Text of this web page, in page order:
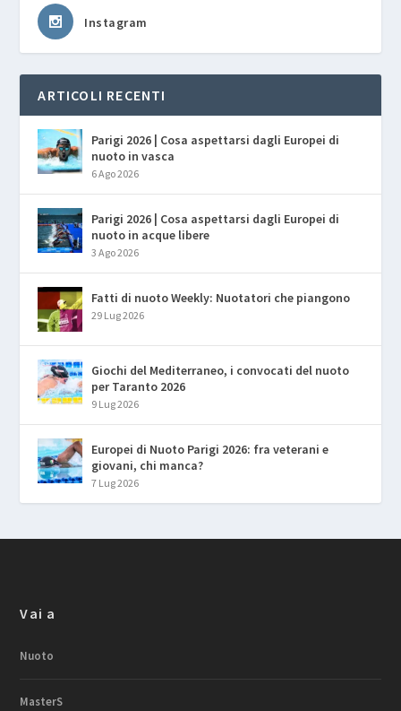
Instagram
ARTICOLI RECENTI
Parigi 2026 | Cosa aspettarsi dagli Europei di
nuoto in vasca
6 Ago 2026
Parigi 2026 | Cosa aspettarsi dagli Europei di
nuoto in acque libere
3 Ago 2026
Fatti di nuoto Weekly: Nuotatori che piangono
29 Lug 2026
Giochi del Mediterraneo, i convocati del nuoto
per Taranto 2026
9 Lug 2026
Europei di Nuoto Parigi 2026: fra veterani e
giovani, chi manca?
7 Lug 2026
Vai a
Nuoto
MasterS